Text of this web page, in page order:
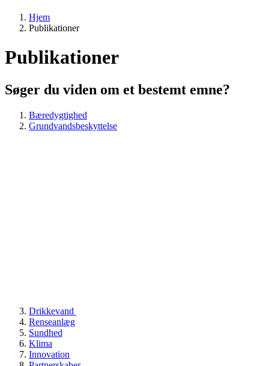
Hjem
Publikationer
Publikationer
Søger du viden om et bestemt emne?
Bæredygtighed
Grundvandsbeskyttelse
Drikkevand
Renseanlæg
Sundhed
Klima
Innovation